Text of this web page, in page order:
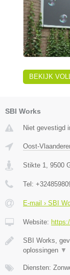
BEKIJK
SBI Works
Niet gevestigd
Oost-
Stikte 1 9500
Tel:
E-mail › SBI
Website:
SBI Works,
oplossingen ▼
Diensten: